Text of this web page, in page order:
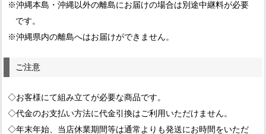
※沖縄本島・沖縄以外の離島にお届けの場合は別途中継料が必要
です。
※沖縄県内の離島へはお届けができません。
ご注意
◇お客様にて組み立てが必要な商品です。
◇代金のお支払い方法に代金引換はご利用いただけません。
◇年末年始、当店休業期間等は通常よりも発送にお時間をいただ